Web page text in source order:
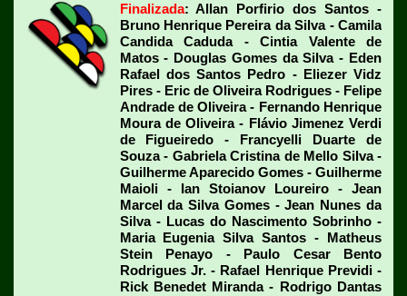
Finalizada:Allan Porfirio dos Santos -
Bruno Henrique Pereira da Silva - Camila
Candida Caduda - Cintia Valente de
Matos - Douglas Gomes da Silva - Eden
Rafael dos Santos Pedro - Eliezer Vidz
Pires - Eric de Oliveira Rodrigues - Felipe
Andrade de Oliveira - Fernando Henrique
Moura de Oliveira - Flávio Jimenez Verdi
de Figueiredo - Francyelli Duarte de
Souza - Gabriela Cristina de Mello Silva -
Guilherme Aparecido Gomes - Guilherme
Maioli - Ian Stoianov Loureiro - Jean
Marcel da Silva Gomes - Jean Nunes da
Silva - Lucas do Nascimento Sobrinho -
Maria Eugenia Silva Santos - Matheus
Stein Penayo - Paulo Cesar Bento
Rodrigues Jr. - Rafael Henrique Previdi -
Rick Benedet Miranda - Rodrigo Dantas